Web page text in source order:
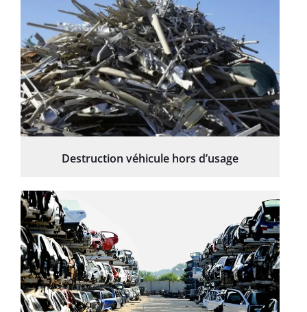
Destruction véhicule hors d’usage